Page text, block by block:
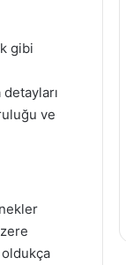
gibi
ve
oldukça